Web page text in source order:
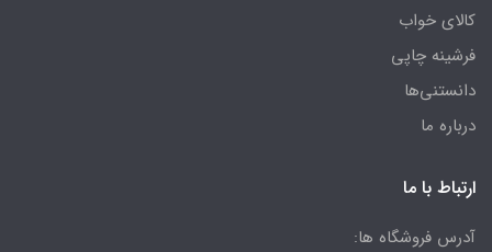
کالای خواب
فرشینه چاپی
دانستنی‌ها
درباره ما
ارتباط با ما
آدرس فروشگاه ها: